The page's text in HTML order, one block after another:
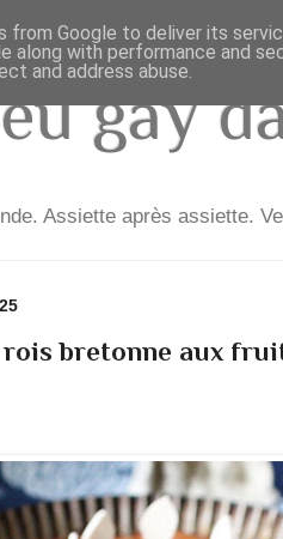
gay
Assiette après assiette.
rois bretonne aux
from Google to deliver its
along with performance and
and address abuse.